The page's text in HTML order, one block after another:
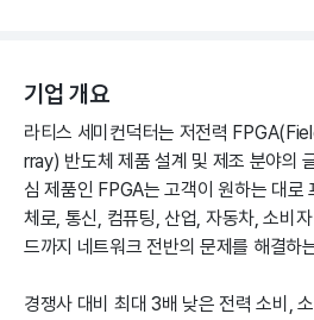
기업 개요
라티스 세미컨덕터는 저전력
rray) 반도체 제품 설계 및 제조 분야의
심 제품인 FPGA는 고객이 원하는 대로
체로, 통신, 컴퓨팅, 산업, 자동차, 소비
드까지 네트워크 전반의 문제를 해결하
경쟁사 대비 최대 3배 낮은 전력 소비,